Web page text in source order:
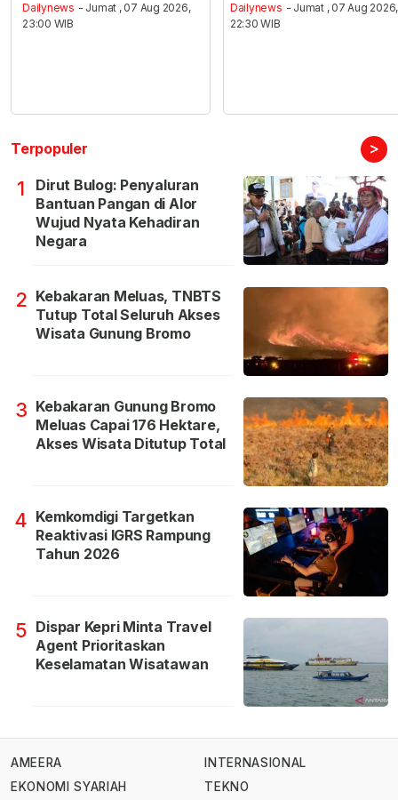
Dailynews - Jumat , 07 Aug 2026,
23:00 WIB
Dailynews - Jumat , 07 Aug 2026,
22:30 WIB
Terpopuler >
1
Dirut Bulog: Penyaluran
Bantuan Pangan di Alor
Wujud Nyata Kehadiran
Negara
2 Kebakaran Meluas, TNBTS
Tutup Total Seluruh Akses
Wisata Gunung Bromo
3 Kebakaran Gunung Bromo
Meluas Capai 176 Hektare,
Akses Wisata Ditutup Total
4 Kemkomdigi Targetkan
Reaktivasi IGRS Rampung
Tahun 2026
5 Dispar Kepri Minta Travel
Agent Prioritaskan
Keselamatan Wisatawan
AMEERA
EKONOMI SYARIAH
INTERNASIONAL
TEKNO